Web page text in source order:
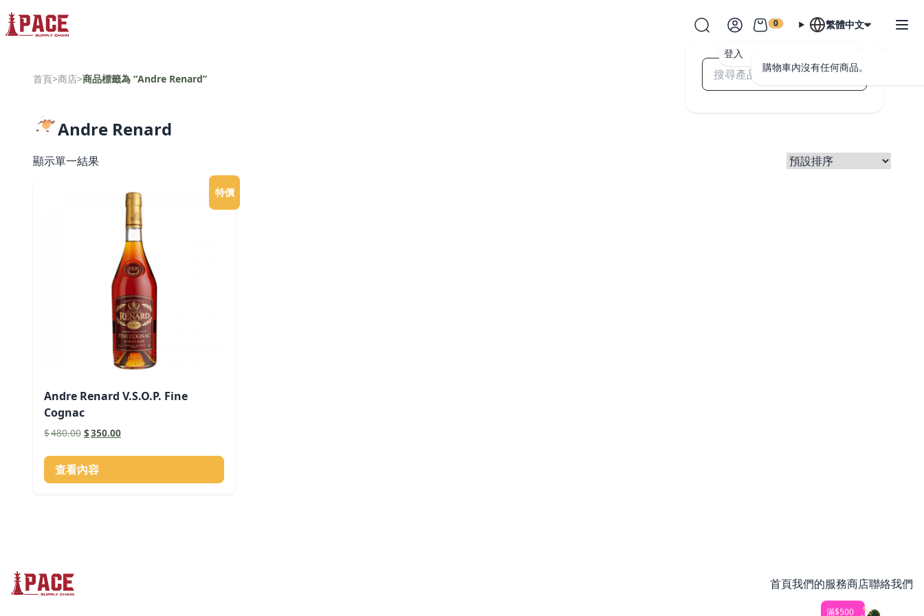
登入
0
購物車內沒有任何商品。
繁體中文
滿$500
首頁>商店>商品標籤為 “Andre Renard”
Andre Renard
顯示單一結果
特價
Andre Renard V.S.O.P. Fine
Cognac
$480.00 原
價
格：
$480.00。
$350.00目
價
$350.00。
查看內容
首頁我們的服務商店聯絡我們